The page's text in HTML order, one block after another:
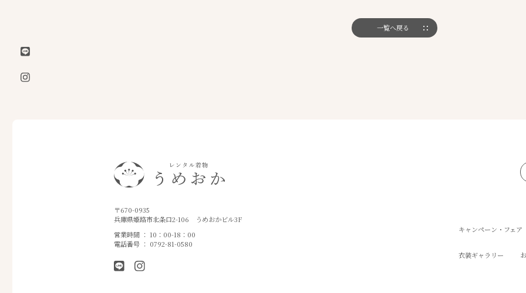
一覧へ戻る
〒670-0935
兵庫県姫路市北条口2-106
うめおかビル3F
営業時間 ： 10：00-18：00
電話番号 ： 0792-81-0580
キャンペーン・フェア
衣装ギャラリー